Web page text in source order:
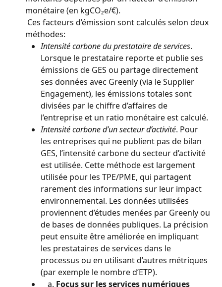
monétaire (en kgCO₂e/€).
méthodes:
Intensité carbone du prestataire de services.
Lorsque le prestataire reporte et publie ses
émissions de GES ou partage directement
ses données avec Greenly (via le Supplier
Engagement), les émissions totales sont
divisées par le chiffre d’affaires de
l’entreprise et un ratio monétaire est calculé.
Intensité carbone d’un secteur d’activité. Pour
les entreprises qui ne publient pas de bilan
GES, l’intensité carbone du secteur d’activité
est utilisée. Cette méthode est largement
utilisée pour les TPE/PME, qui partagent
rarement des informations sur leur impact
environnemental. Les données utilisées
proviennent d’études menées par Greenly ou
de bases de données publiques. La précision
peut ensuite être améliorée en impliquant
les prestataires de services dans le
processus ou en utilisant d’autres métriques
(par exemple le nombre d’ETP).
Focus sur les services numériques